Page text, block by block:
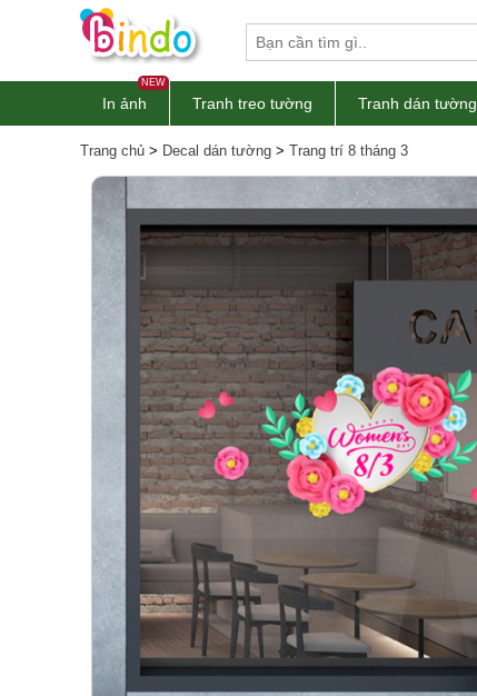
NEW
In ảnh Tranh treo tường Tranh dán tường
Trang chủ > Decal dán tường > Trang trí 8 tháng 3